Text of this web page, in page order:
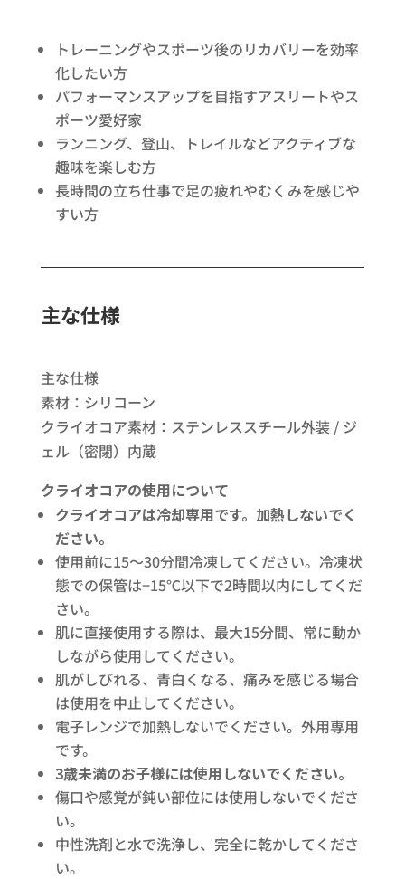
トレーニングやスポーツ後のリカバリーを効率
化したい方​
パフォーマンスアップを目指すアスリートやス
ポーツ愛好家​
ランニング、登山、トレイルなどアクティブな
趣味を楽しむ方​
長時間の立ち仕事で足の疲れやむくみを感じや
すい方
主な仕様
主な仕様​
素材：シリコーン
クライオコア素材：ステンレススチール外装 / ジ
ェル（密閉）内蔵
クライオコアの使用について​
クライオコアは冷却専用です。加熱しないでく
ださい。​
使用前に15〜30分間冷凍してください。冷凍状
態での保管は−15℃以下で2時間以内にしてくだ
さい。​
肌に直接使用する際は、最大15分間、常に動か
しながら使用してください。
肌がしびれる、青白くなる、痛みを感じる場合
は使用を中止してください。
電子レンジで加熱しないでください。外用専用
です。
3歳未満のお子様には使用しないでください。
傷口や感覚が鈍い部位には使用しないでくださ
い。
中性洗剤と水で洗浄し、完全に乾かしてくださ
い。